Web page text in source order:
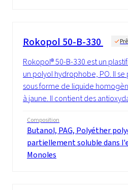
Rokopol 50-B-330
Rokopol® 50-B-330 est un
un polyol hydrophobe, PO. Il se
sous forme de liquide
à jaune. Il contient des
Composition
Butanol, PAG, Polyéther
partiellement soluble dans
Monoles